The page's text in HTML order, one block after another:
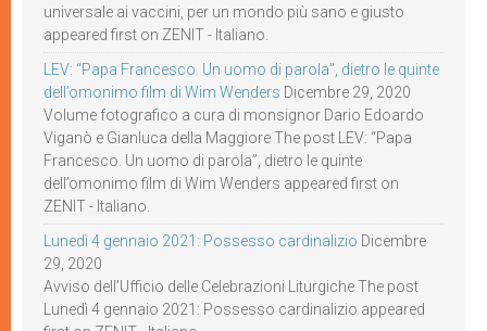
universale ai vaccini, per un mondo più sano e giusto
appeared first on ZENIT - Italiano.
LEV: “Papa Francesco. Un uomo di parola”, dietro le quinte
dell’omonimo film di Wim Wenders Dicembre 29, 2020
Volume fotografico a cura di monsignor Dario Edoardo
Viganò e Gianluca della Maggiore The post LEV: “Papa
Francesco. Un uomo di parola”, dietro le quinte
dell’omonimo film di Wim Wenders appeared first on
ZENIT - Italiano.
Lunedì 4 gennaio 2021: Possesso cardinalizio Dicembre
29, 2020
Avviso dell’Ufficio delle Celebrazioni Liturgiche The post
Lunedì 4 gennaio 2021: Possesso cardinalizio appeared